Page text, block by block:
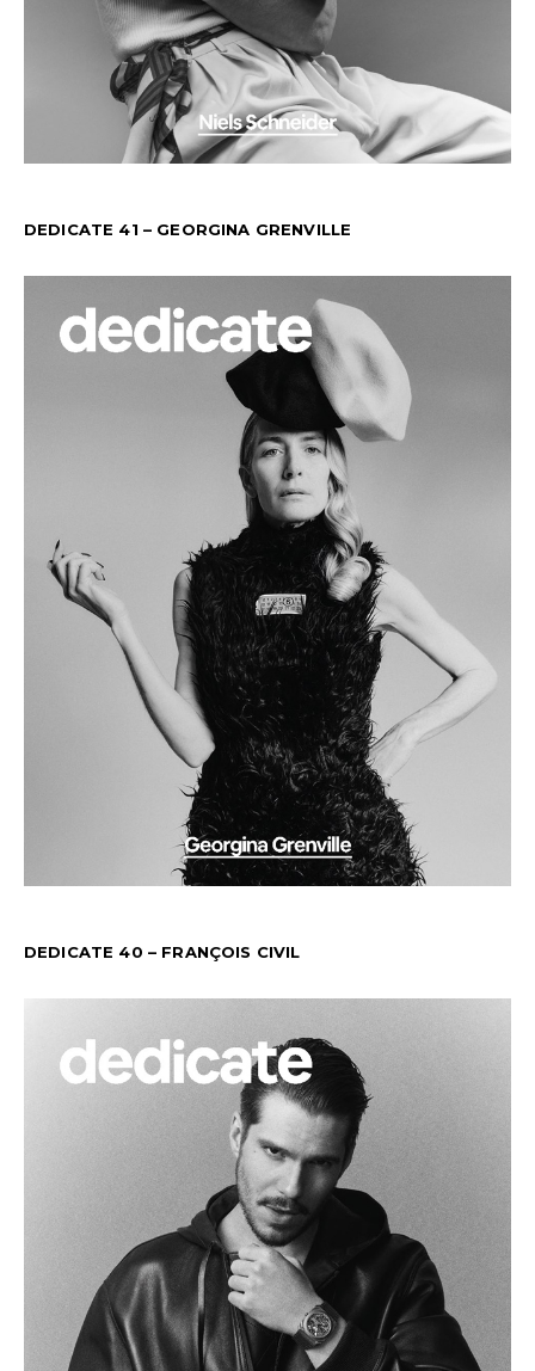
DEDICATE 41 – GEORGINA GRENVILLE
DEDICATE 40 – FRANÇOIS CIVIL